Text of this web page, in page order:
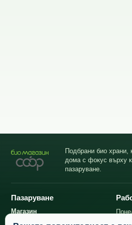
Подбрани био храни,
дома с фокус върху
пазаруване.
Пазаруване
Магазин